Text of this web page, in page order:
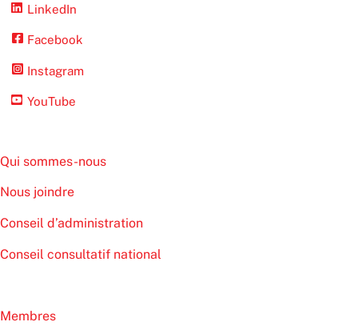
LinkedIn
Facebook
Instagram
YouTube
Qui sommes-nous
Nous joindre
Conseil d’administration
Conseil consultatif national
Membres